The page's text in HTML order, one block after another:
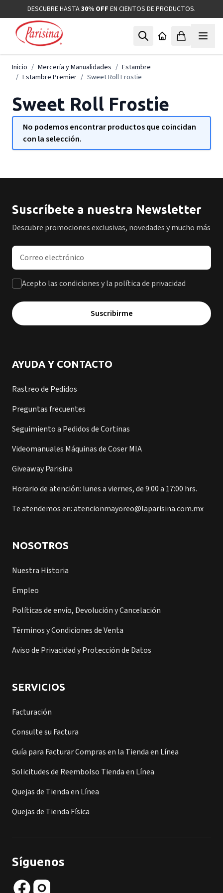
Ir al contenidoDESCUBRE HASTA30% OFF EN CIENTOS DE PRODUCTOS.
Inicio / Mercería y Manualidades / Estambre
/ Estambre Premier / Sweet Roll Frostie
Sweet Roll Frostie
No podemos encontrar productos que coincidan
con la selección.
Suscríbete a nuestra Newsletter
Descubre promociones exclusivas, novedades y mucho más
Dirección de correo electrónico
Acepto las condiciones y la política de privacidad
Suscribirme
AYUDA Y CONTACTO
Rastreo de Pedidos
Preguntas frecuentes
Seguimiento a Pedidos de Cortinas
Videomanuales Máquinas de Coser MIA
Giveaway Parisina
Horario de atención: lunes a viernes, de 9:00 a 17:00 hrs.
Te atendemos en: atencionmayoreo@laparisina.com.mx
NOSOTROS
Nuestra Historia
Empleo
Políticas de envío, Devolución y Cancelación
Términos y Condiciones de Venta
Aviso de Privacidad y Protección de Datos
SERVICIOS
Facturación
Consulte su Factura
Guía para Facturar Compras en la Tienda en Línea
Solicitudes de Reembolso Tienda en Línea
Quejas de Tienda en Línea
Quejas de Tienda Física
Síguenos